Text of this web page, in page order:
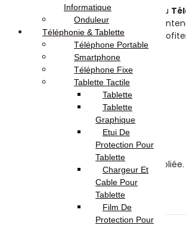
N’attendez plus, faites l’expérience du
Portable TECNO T302 Bleu
dès
moment de vous faire plaisir et de
de qualité à un prix abordable.
Avis (0)
There are no reviews yet.
Be the first to review “Tecno T302”
Votre adresse e-mail ne sera pas publiée.
obligatoires sont indiqués avec*
Informatique
Onduleur
Téléphonie & Tablette
Téléphone Portable
Smartphone
Téléphone Fixe
Tablette Tactile
Tablette
Tablette
Graphique
Etui De
Protection Pour
Tablette
Chargeur Et
Cable Pour
Tablette
Film De
Protection Pour